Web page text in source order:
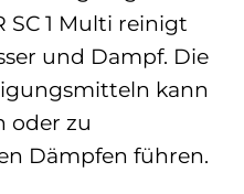
SC 1 Multi reinigt
und Dampf. Die
kann
oder zu
Dämpfen führen.